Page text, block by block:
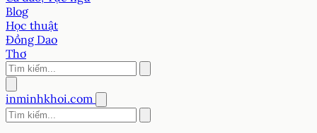
Blog
Học thuật
Đồng Dao
Thơ
inminhkhoi.com